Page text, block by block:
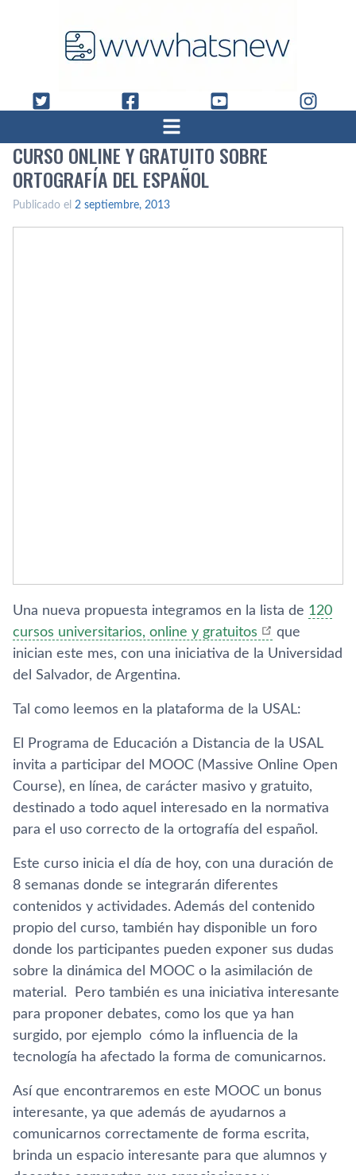
CURSO ONLINE Y GRATUITO SOBRE
ORTOGRAFÍ­A DEL ESPAÑOL
Publicado el 2 septiembre, 2013
Una nueva propuesta integramos en la lista de 120
cursos universitarios, online y gratuitos
que
inician este mes, con una iniciativa de la Universidad
del Salvador, de Argentina.
Tal como leemos en la plataforma de la USAL:
El Programa de Educación a Distancia de la USAL
invita a participar del MOOC (Massive Online Open
Course), en lí­nea, de carácter masivo y gratuito,
destinado a todo aquel interesado en la normativa
para el uso correcto de la ortografí­a del español.
Este curso inicia el dí­a de hoy, con una duración de
8 semanas donde se integrarán diferentes
contenidos y actividades. Además del contenido
propio del curso, también hay disponible un foro
donde los participantes pueden exponer sus dudas
sobre la dinámica del MOOC o la asimilación de
material. Pero también es una iniciativa interesante
para proponer debates, como los que ya han
surgido, por ejemplo cómo la influencia de la
tecnologí­a ha afectado la forma de comunicarnos.
Así­ que encontraremos en este MOOC un bonus
interesante, ya que además de ayudarnos a
comunicarnos correctamente de forma escrita,
brinda un espacio interesante para que alumnos y